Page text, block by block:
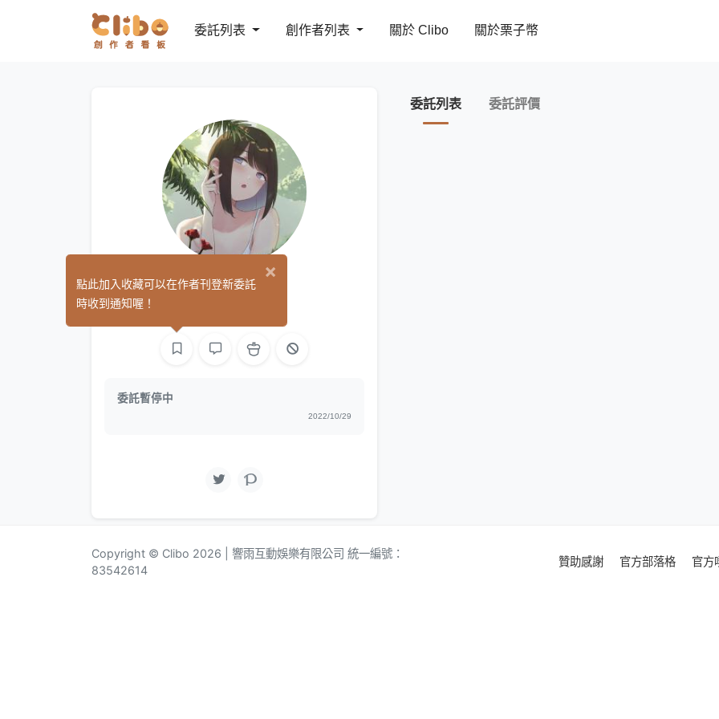
委託列表 創作者列表 關於 Clibo 關於栗子幣
CIZA
委託暫停中
2022/10/29
委託列表 委託評價
Copyright © Clibo 2026 | 響雨互動娛樂有限公司 統一編號：
83542614
贊助感謝 官方部落格 官方
×
點此加入收藏可以在作者刊登新委託
時收到通知喔！